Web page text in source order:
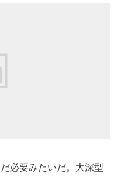
必要みたいだ。大深型